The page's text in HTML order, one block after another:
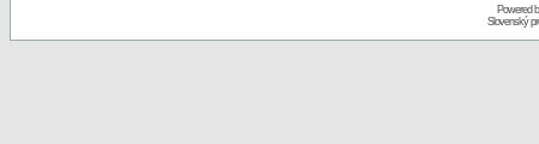
Powered
Slovenský